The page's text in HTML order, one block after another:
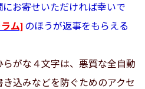
お寄せいただければ幸いで
ム] のほうが返事をもらえる
らがな４文字は、悪質な全自動
込みなどを防ぐためのアクセ